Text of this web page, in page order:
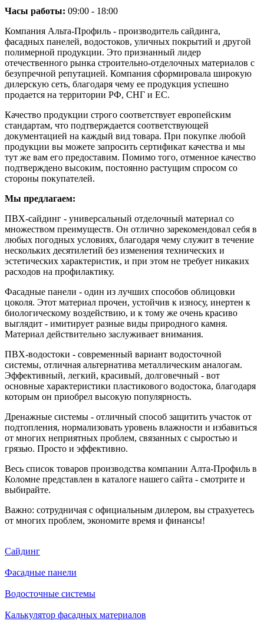
Часы работы: 09:00 - 18:00
Компания Альта-Профиль - производитель сайдинга,
фасадных панелей, водостоков, уличных покрытий и другой
полимерной продукции. Это признанный лидер
отечественного рынка строительно-отделочных материалов с
безупречной репутацией. Компания сформировала широкую
дилерскую сеть, благодаря чему ее продукция успешно
продается на территории РФ, СНГ и ЕС.
Качество продукции строго соответствует европейским
стандартам, что подтверждается соответствующей
документацией на каждый вид товара. При покупке любой
продукции вы можете запросить сертификат качества и мы
тут же вам его предоставим. Помимо того, отменное качество
подтверждено высоким, постоянно растущим спросом со
стороны покупателей.
Мы предлагаем:
ПВХ-сайдинг - универсальный отделочный материал со
множеством преимуществ. Он отлично зарекомендовал себя в
любых погодных условиях, благодаря чему служит в течение
нескольких десятилетий без изменения технических и
эстетических характеристик, и при этом не требует никаких
расходов на профилактику.
Фасадные панели - один из лучших способов облицовки
цоколя. Этот материал прочен, устойчив к износу, инертен к
биологическому воздействию, и к тому же очень красиво
выглядит - имитирует разные виды природного камня.
Материал действительно заслуживает внимания.
ПВХ-водостоки - современный вариант водосточной
системы, отличная альтернатива металлическим аналогам.
Эффективный, легкий, красивый, долговечный - вот
основные характеристики пластикового водостока, благодаря
которым он приобрел высокую популярность.
Дренажные системы - отличный способ защитить участок от
подтопления, нормализовать уровень влажности и избавиться
от многих неприятных проблем, связанных с сыростью и
грязью. Просто и эффективно.
Весь список товаров производства компании Алта-Профиль в
Коломне представлен в каталоге нашего сайта - смотрите и
выбирайте.
Важно: сотрудничая с официальным дилером, вы страхуетесь
от многих проблем, экономите время и финансы!
Сайдинг
Фасадные панели
Водосточные системы
Калькулятор фасадных материалов